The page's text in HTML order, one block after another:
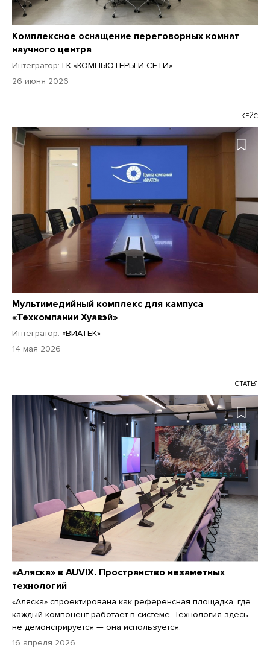
Комплексное оснащение переговорных комнат
научного центра
Интегратор: ГК «КОМПЬЮТЕРЫ И СЕТИ»
26 июня 2026
КЕЙС
Мультимедийный комплекс для кампуса
«Техкомпании Хуавэй»
Интегратор: «ВИАТЕК»
14 мая 2026
СТАТЬЯ
«Аляска» в AUVIX. Пространство незаметных
технологий
«Аляска» спроектирована как референсная площадка, где
каждый компонент работает в системе. Технология здесь
не демонстрируется — она используется.
16 апреля 2026